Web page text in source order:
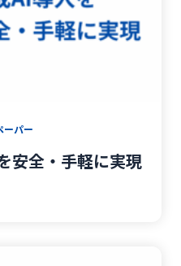
ーパー
安全・手軽に実現